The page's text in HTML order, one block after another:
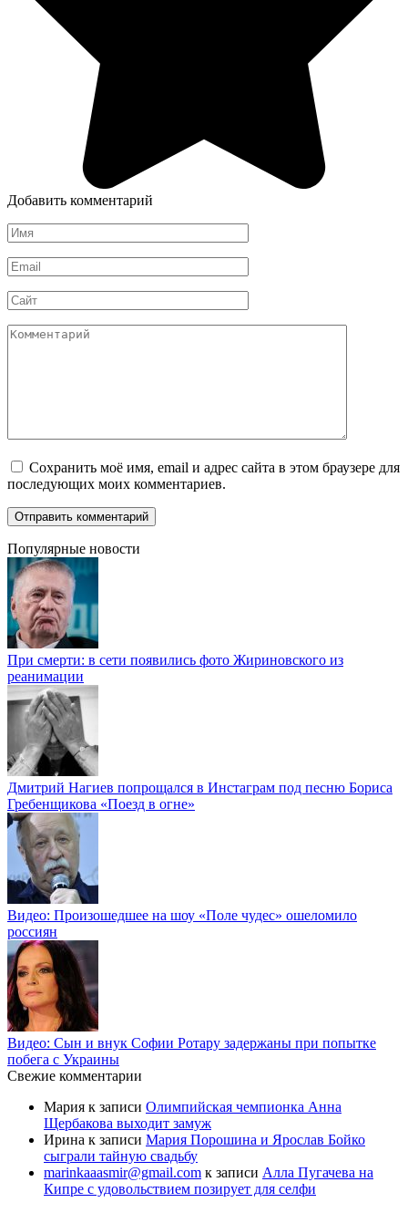
Добавить комментарий
Имя
*
Email
*
Сайт
Комментарий
Сохранить моё имя, email и адрес сайта в этом браузере для
последующих моих комментариев.
Популярные новости
При смерти: в сети появились фото Жириновского из
реанимации
Дмитрий Нагиев попрощался в Инстаграм под песню Бориса
Гребенщикова «Поезд в огне»
Видео: Произошедшее на шоу «Поле чудес» ошеломило
россиян
Видео: Сын и внук Софии Ротару задержаны при попытке
побега с Украины
Свежие комментарии
Мария к записи Олимпийская чемпионка Анна
Щербакова выходит замуж
Ирина к записи Мария Порошина и Ярослав Бойко
сыграли тайную свадьбу
marinkaaasmir@gmail.com к записи Алла Пугачева на
Кипре с удовольствием позирует для селфи